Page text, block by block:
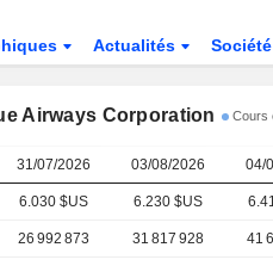
Actualités Société
Airways Corporation Cours
31/07/2026 03/08/2026 04/
6.030 $US 6.230 $US
26 992 873 31 817 928 41